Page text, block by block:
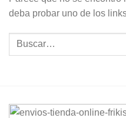
deba probar uno de los